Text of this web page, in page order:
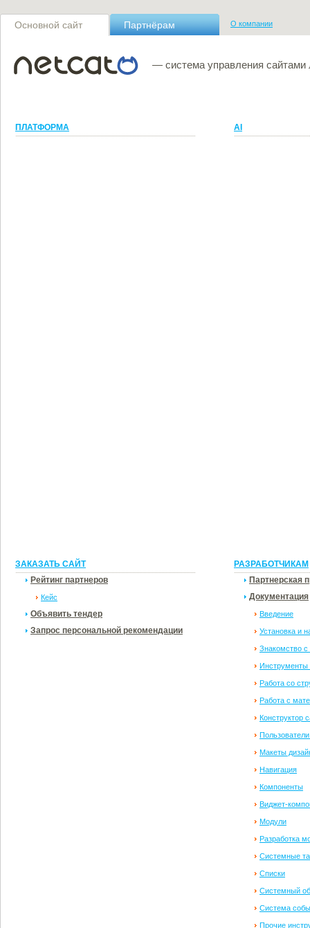
Основной сайт Партнёрам О компании
— система управления
ПЛАТФОРМА AI
ЗАКАЗАТЬ САЙТ
Рейтинг партнеров
Кейс
Объявить тендер
Запрос персональной рекомендации
РАЗРАБОТЧИКАМ
Партнерская
Документация
Введение
Установка и
Знакомство с
Инструменты
Работа со
Работа с
Конструктор
Макеты
Навигация
Компоненты
Виджет-
Модули
Разработка
Системные
Списки
Системный
Система
Прочие